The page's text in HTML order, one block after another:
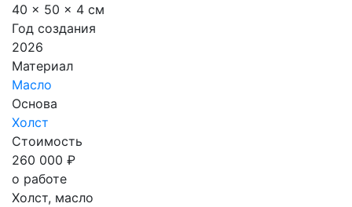
40 x 50 x 4 см
Год создания
2026
Материал
Масло
Основа
Холст
Стоимость
260 000 ₽
о работе
Холст, масло